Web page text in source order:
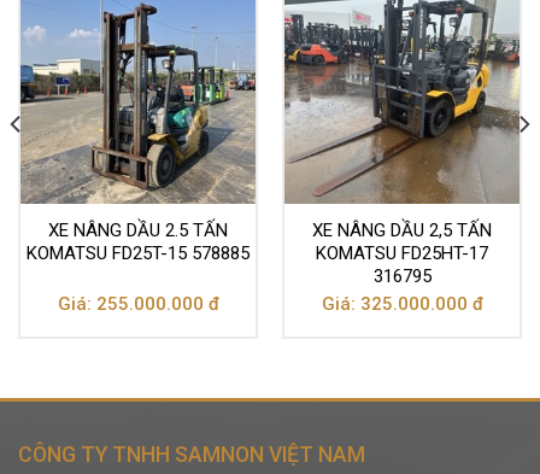
XE NÂNG DẦU 2.5 TẤN
KOMATSU FD25T-15 578885
Giá: 255.000.000 đ
XE NÂNG DẦU 2,5 TẤN
KOMATSU FD25HT-17
316795
Giá: 325.000.000 đ
CÔNG TY TNHH SAMNON VIỆT NAM